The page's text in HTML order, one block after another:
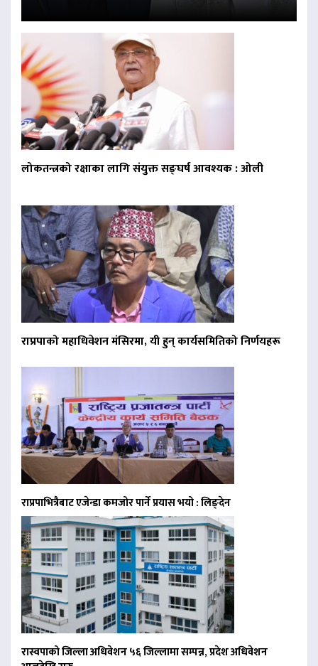
लोकतन्त्रको रक्षाका लागि संयुक्त सङ्घर्ष आवश्यक : ओली
राप्रपाको महाधिवेशन मंसिरमा, यी हुन् कार्यसमितिको निर्णयहरू
राप्रपाभित्रैबाट एजेन्डा कमजोर पार्ने प्रयास भयो : लिङ्देन
रास्वपाको जिल्ला अधिवेशन ५६ जिल्लामा सम्पन्न, प्रदेश अधिवेशन